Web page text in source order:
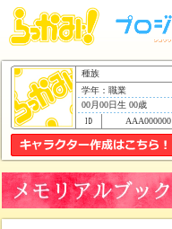
種族
学年：職業
00月00日生 00歳
AAA000000